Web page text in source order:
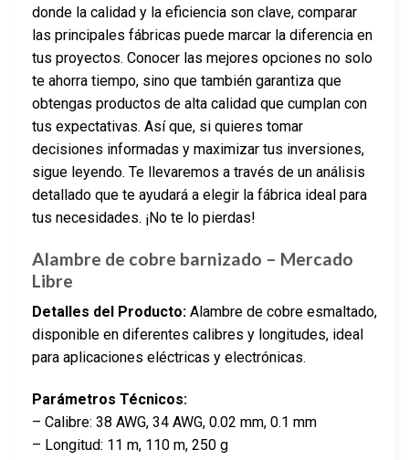
donde la calidad y la eficiencia son clave, comparar
las principales fábricas puede marcar la diferencia en
tus proyectos. Conocer las mejores opciones no solo
te ahorra tiempo, sino que también garantiza que
obtengas productos de alta calidad que cumplan con
tus expectativas. Así que, si quieres tomar
decisiones informadas y maximizar tus inversiones,
sigue leyendo. Te llevaremos a través de un análisis
detallado que te ayudará a elegir la fábrica ideal para
tus necesidades. ¡No te lo pierdas!
Alambre de cobre barnizado – Mercado
Libre
Detalles del Producto: Alambre de cobre esmaltado,
disponible en diferentes calibres y longitudes, ideal
para aplicaciones eléctricas y electrónicas.
Parámetros Técnicos:
– Calibre: 38 AWG, 34 AWG, 0.02 mm, 0.1 mm
– Longitud: 11 m, 110 m, 250 g